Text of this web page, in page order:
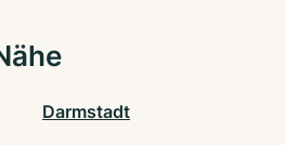
Darmstadt